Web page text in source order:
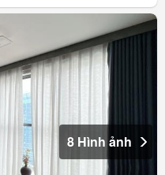
8 Hình ảnh